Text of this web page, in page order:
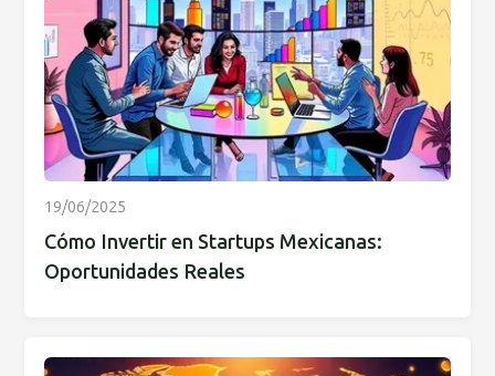
19/06/2025
Cómo Invertir en Startups Mexicanas:
Oportunidades Reales